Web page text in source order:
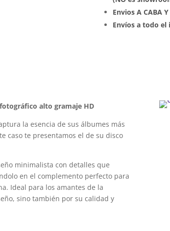
Envios A CABA
Envíos a todo
alto gramaje HD
la esencia de sus álbumes más
caso te presentamos el de su disco
minimalista con detalles que
en el complemento perfecto para
Ideal para los amantes de la
sino también por su calidad y